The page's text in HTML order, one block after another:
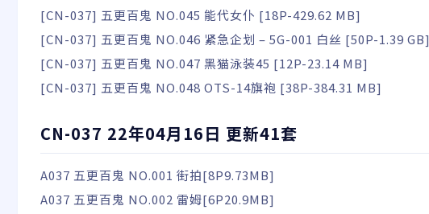
[CN-037] 五更百鬼 NO.045 能代女仆 [18P-429.62 MB]
[CN-037] 五更百鬼 NO.046 紧急企划 – 5G-001 白丝 [50P-1.39 GB]
[CN-037] 五更百鬼 NO.047 黑猫泳装45 [12P-23.14 MB]
[CN-037] 五更百鬼 NO.048 OTS-14旗袍 [38P-384.31 MB]
CN-037 22年04月16日 更新41套
A037 五更百鬼 NO.001 街拍[8P9.73MB]
A037 五更百鬼 NO.002 雷姆[6P20.9MB]